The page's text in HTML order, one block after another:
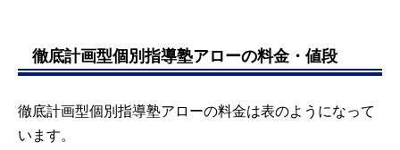
徹底計画型個別指導塾アローの料金・値段
徹底計画型個別指導塾アローの料金は表のようになって
います。